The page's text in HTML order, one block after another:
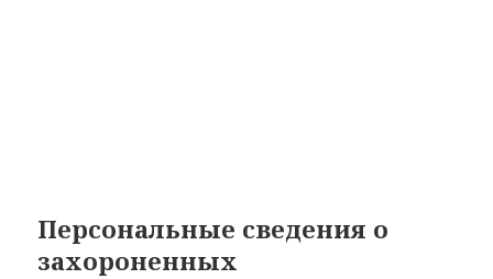
Персональные сведения о
захороненных